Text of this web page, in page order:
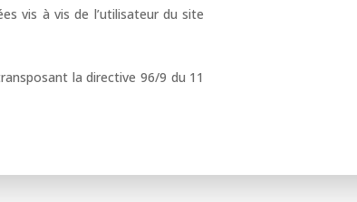
vis à vis de l’utilisateur du site
la directive 96/9 du 11